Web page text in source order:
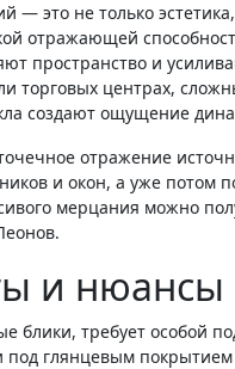
— это не только
отражающей
пространство и
торговых центрах,
создают ощущение
и окон, а уже потом
мерцания можно
и
блики, требует особой
глянцевым